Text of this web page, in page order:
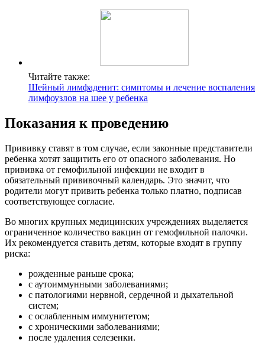
Читайте также:
Шейный лимфаденит: симптомы и лечение воспаления
лимфоузлов на шее у ребенка
Показания к проведению
Прививку ставят в том случае, если законные представители
ребенка хотят защитить его от опасного заболевания. Но
прививка от гемофильной инфекции не входит в
обязательный прививочный календарь. Это значит, что
родители могут привить ребенка только платно, подписав
соответствующее согласие.
Во многих крупных медицинских учреждениях выделяется
ограниченное количество вакцин от гемофильной палочки.
Их рекомендуется ставить детям, которые входят в группу
риска:
рожденные раньше срока;
с аутоиммунными заболеваниями;
с патологиями нервной, сердечной и дыхательной
систем;
с ослабленным иммунитетом;
с хроническими заболеваниями;
после удаления селезенки.